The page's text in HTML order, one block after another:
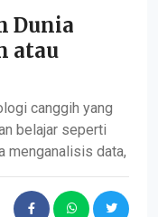
Dunia
atau
canggih yang
belajar seperti
menganalisis data,